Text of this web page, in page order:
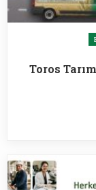
Toros